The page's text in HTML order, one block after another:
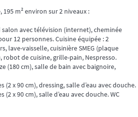
m² environ sur 2 niveaux :
avec télévision (internet), cheminée
12 personnes. Cuisine équipée : 2
lave-vaisselle, cuisinière SMEG (plaque
robot de cuisine, grille-pain, Nespresso.
(180 cm), salle de bain avec baignoire,
(2 x 90 cm), dressing, salle d’eau avec douche.
(2 x 90 cm), salle d’eau avec douche. WC